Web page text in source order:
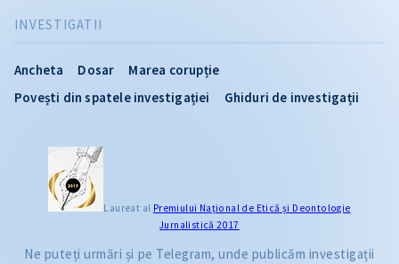
INVESTIGATII
Ancheta Dosar
Marea corupție
Povești din spatele investigației
Ghiduri de investigații
Laureat al Premiului Naţional de Etică și Deontologie
Jurnalistică 2017
Ne puteți urmări și pe Telegram, unde publicăm investigații
CITEȘTE